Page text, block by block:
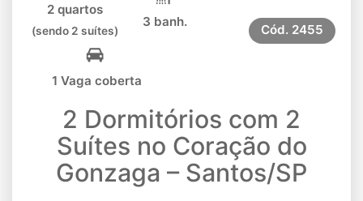
2 quartos
(sendo 2 suítes)
3 banh.
1 Vaga coberta
Cód. 2455
2 Dormitórios com 2
Suítes no Coração do
Gonzaga – Santos/SP